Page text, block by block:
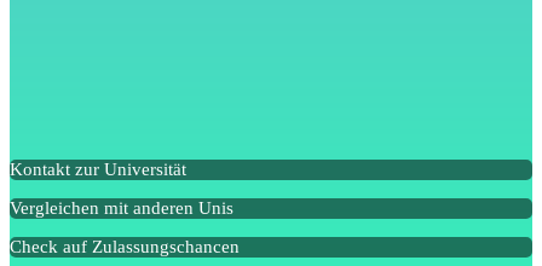
Kontakt zur Universität
Vergleichen mit anderen Unis
Check auf Zulassungschancen